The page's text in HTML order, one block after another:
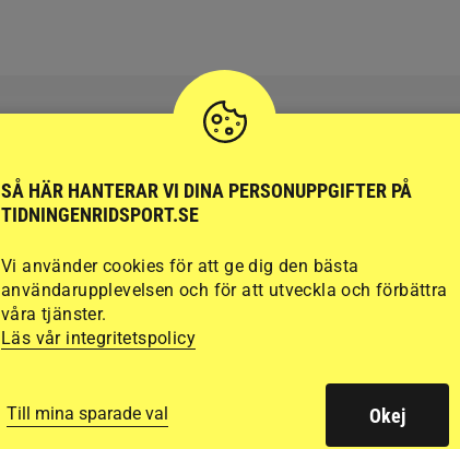
RIDSPORT
BLOGGAR
SÅ HÄR HANTERAR VI DINA PERSONUPPGIFTER PÅ
TIDNINGENRIDSPORT.SE
Vi använder cookies för att ge dig den bästa
användarupplevelsen och för att utveckla och förbättra
våra tjänster.
Läs vår integritetspolicy
Till mina sparade val Okej